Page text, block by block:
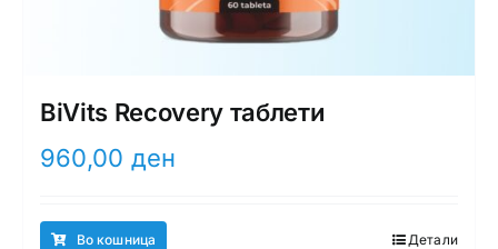
BiVits Recovery таблети
960,00 ден
Во кошница Детали